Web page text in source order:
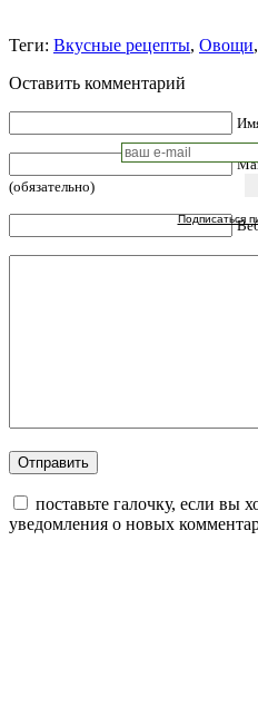
Подписаться
Теги: Вкусные рецепты, Овощи,
Оставить комментарий
(обязательно)
поставьте галочку, если вы
уведомления о новых